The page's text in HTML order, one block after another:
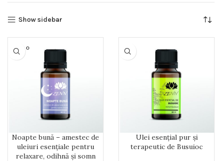
Show sidebar
SOLD O
UT
Noapte bună – amestec de
uleiuri esențiale pentru
relaxare, odihnă și somn
Ulei esențial pur și
terapeutic de Busuioc